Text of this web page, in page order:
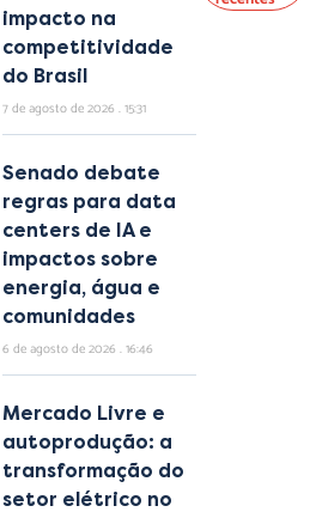
impacto na
competitividade
do Brasil
7 de agosto de 2026 15:31
Senado debate
regras para data
centers de IA e
impactos sobre
energia, água e
comunidades
6 de agosto de 2026 16:46
Mercado Livre e
autoprodução: a
transformação do
setor elétrico no